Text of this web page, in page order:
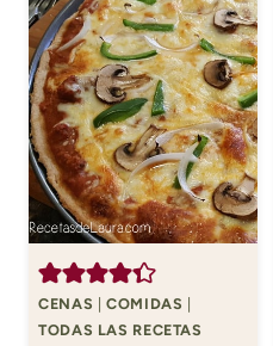
CENAS |COMIDAS
TODAS LAS RECETAS